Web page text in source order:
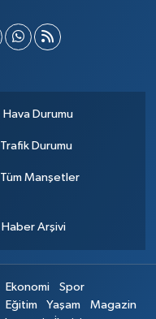
Hava Durumu
Trafik Durumu
Tüm Manşetler
Haber Arşivi
Ekonomi
Spor
Eğitim Yaşam
Magazin